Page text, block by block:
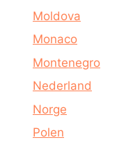
Moldova
Monaco
Montenegro
Nederland
Norge
Polen